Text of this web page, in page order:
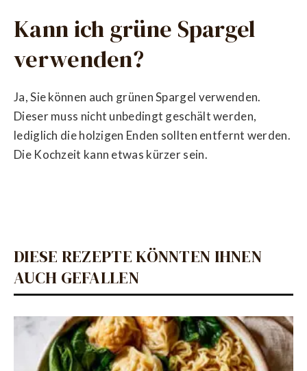
Kann ich grüne Spargel
verwenden?
Ja, Sie können auch grünen Spargel verwenden.
Dieser muss nicht unbedingt geschält werden,
lediglich die holzigen Enden sollten entfernt werden.
Die Kochzeit kann etwas kürzer sein.
DIESE REZEPTE KÖNNTEN IHNEN
AUCH GEFALLEN